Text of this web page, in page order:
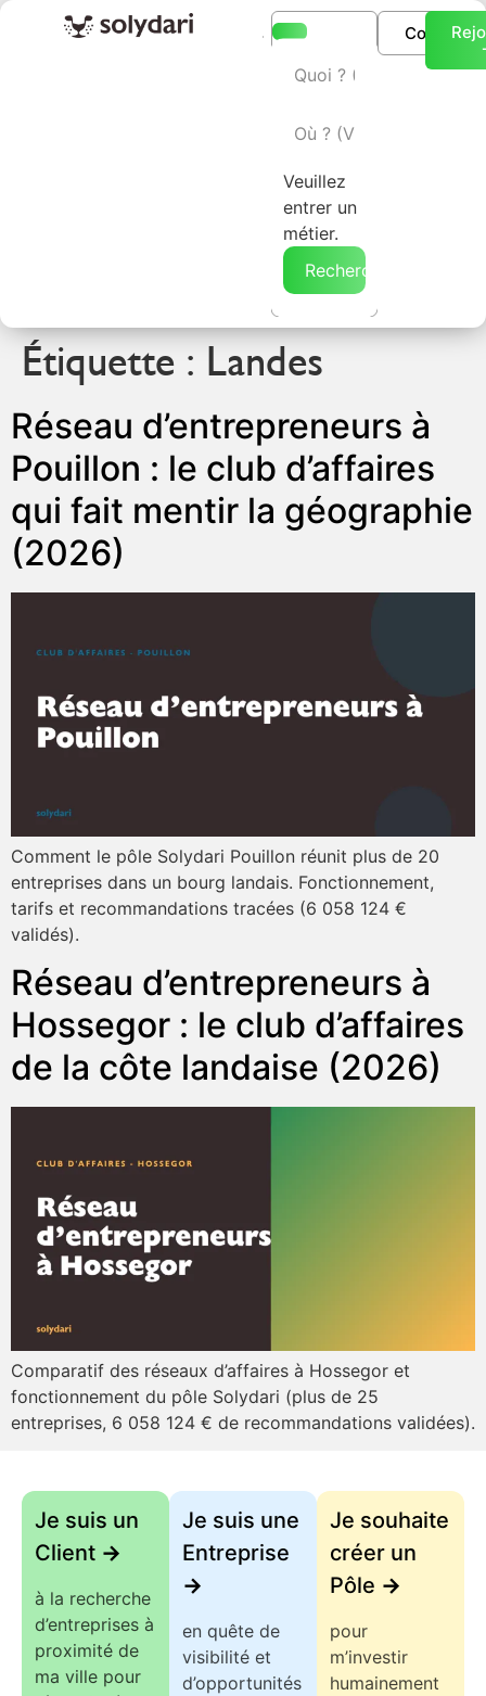
Veuillez
entrer un
métier.
Rechercher →
Étiquette : Landes
Réseau d’entrepreneurs à
Pouillon : le club d’affaires
qui fait mentir la géographie
(2026)
Comment le pôle Solydari Pouillon réunit plus de 20
entreprises dans un bourg landais. Fonctionnement,
tarifs et recommandations tracées (6 058 124 €
validés).
Réseau d’entrepreneurs à
Hossegor : le club d’affaires
de la côte landaise (2026)
Comparatif des réseaux d’affaires à Hossegor et
fonctionnement du pôle Solydari (plus de 25
entreprises, 6 058 124 € de recommandations validées).
Je suis un
Client ->
à la recherche
d’entreprises à
proximité de
ma ville pour
Je suis une
Entreprise
->
en quête de
visibilité et
d’opportunités
Je souhaite
créer un
Pôle ->
pour
m’investir
humainement